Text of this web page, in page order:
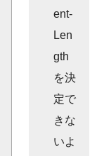
ent-
Len
gth
を決
定で
きな
いよ